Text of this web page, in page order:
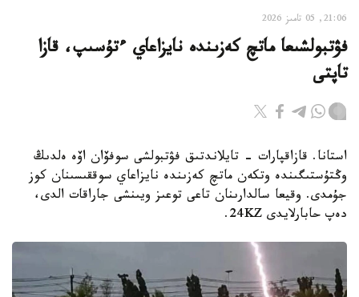
21:06, 05 تامىز 2026
فۋتبولشىعا ماتچ كەزىندە نايزاعاي ءتۇسىپ، قازا
تاپتى
استانا. قازاقپارات - تايلاندتىق فۋتبولشى سوفۆان اۆە ەلدىڭ
وڭتۇستىگىندە وتكەن ماتچ كەزىندە نايزاعاي سوققىسىنان كوز
جۇمدى. وقيعا سالدارىنان تاعى توعىز ويىنشى جاراقات الدى،
دەپ حابارلايدى 24KZ.